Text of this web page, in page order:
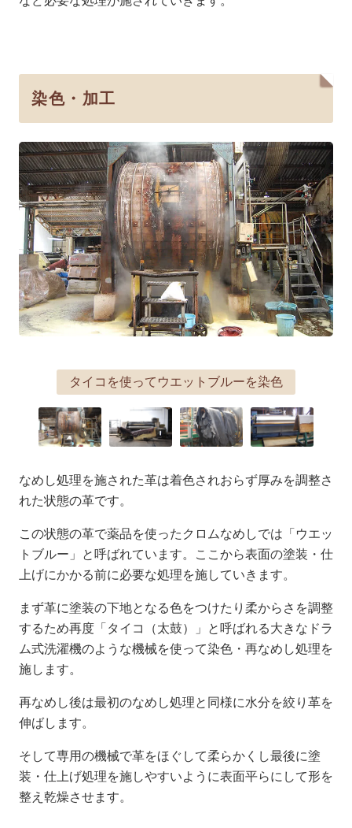
染色・加工
タイコを使ってウエットブルーを染色
なめし処理を施された革は着色されおらず厚みを調整さ
れた状態の革です。
この状態の革で薬品を使ったクロムなめしでは「ウエッ
トブルー」と呼ばれています。ここから表面の塗装・仕
上げにかかる前に必要な処理を施していきます。
まず革に塗装の下地となる色をつけたり柔からさを調整
するため再度「タイコ（太鼓）」と呼ばれる大きなドラ
ム式洗濯機のような機械を使って染色・再なめし処理を
施します。
再なめし後は最初のなめし処理と同様に水分を絞り革を
伸ばします。
そして専用の機械で革をほぐして柔らかくし最後に塗
装・仕上げ処理を施しやすいように表面平らにして形を
整え乾燥させます。